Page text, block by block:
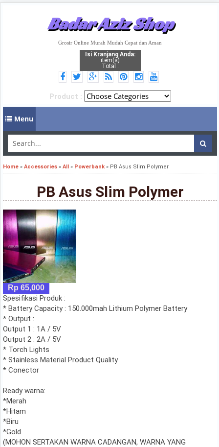
Badar Aziz Shop
Grosir Online Murah Mudah Cepat dan Aman
Isi Kranjang Anda:
item(s)
Total :
Product :
Menu
Home » Accessories » All » Powerbank » PB Asus Slim Polymer
PB Asus Slim Polymer
Rp 65,000
Spesifikasi Produk :
* Battery Capacity : 150.000mah Lithium Polymer Battery
* Output :
Output 1 : 1A / 5V
Output 2 : 2A / 5V
* Torch Lights
* Stainless Material Product Quality
* Conector
Ready warna:
*Merah
*Hitam
*Biru
*Gold
(MOHON SERTAKAN WARNA CADANGAN, WARNA YANG